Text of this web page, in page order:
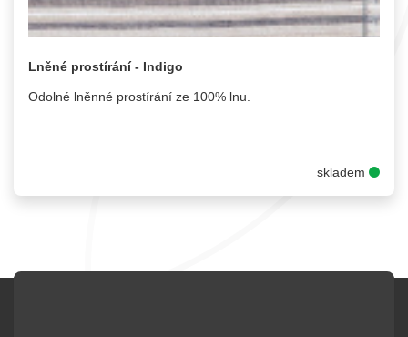
Lněné prostírání - Indigo
Odolné lněnné prostírání ze 100% lnu.
skladem